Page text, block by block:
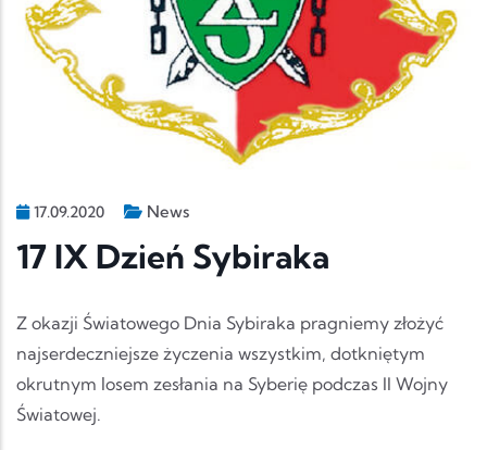
17.09.2020 News
17 IX Dzień Sybiraka
Z okazji Światowego Dnia Sybiraka pragniemy złożyć
najserdeczniejsze życzenia wszystkim, dotkniętym
okrutnym losem zesłania na Syberię podczas II Wojny
Światowej.